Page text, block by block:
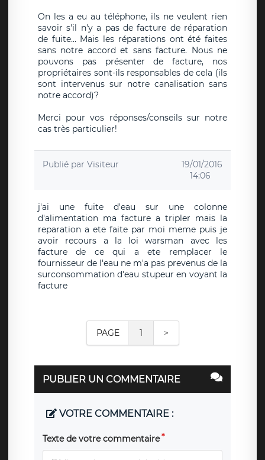
On les a eu au téléphone, ils ne veulent rien
savoir s'il n'y a pas de facture de réparation
de fuite... Mais les réparations ont été faites
sans notre accord et sans facture. Nous ne
pouvons pas présenter de facture, nos
propriétaires sont-ils responsables de cela (ils
sont intervenus sur notre canalisation sans
notre accord)?
Merci pour vos réponses/conseils sur notre
cas très particulier!
Publié par Visiteur
19/01/2016
14:06
j'ai une fuite d'eau sur une colonne
d'alimentation ma facture a tripler mais la
reparation a ete faite par moi meme puis je
avoir recours a la loi warsman avec les
facture de ce qui a ete remplacer le
fournisseur de l'eau ne m'a pas prevenus de la
surconsommation d'eau stupeur en voyant la
facture
PAGE 1 >
PUBLIER UN COMMENTAIRE
VOTRE COMMENTAIRE :
Texte de votre commentaire